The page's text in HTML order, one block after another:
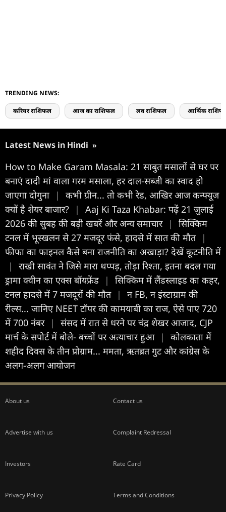
TRENDING NEWS:
करियर राशिफल आज का राशिफल लव राशिफल आर्थिक
Latest News in Hindi »
How to Make Garam Masala: 21 साबुत मसालों से घर पर
बनाएं दादी मां वाला गरम मसाला, हर दाल-सब्जी का स्वाद हो
जाएगा दोगुना
|
कभी ग्रीन... तो कभी रेड, आखिर आज कन्फ्यूज
क्यों है शेयर बाजार?
|
Aaj Ki Taza Khabar: पढ़ें 21 जुलाई
2026 की सुबह की बड़ी खबरें और अन्य समाचार |
सिक्किम
टनल में भूस्खलन से 27 मजदूर फंसे, हादसे में सात की मौत |
फीफा का फाइनल कैसे बना राजनीति का अखाड़ा? देखें कूटनीति में
|
राखी सावंत ने जिसे मारा थप्पड़, तोड़ा रिश्ता, इतना बदल गया
ड्रामा क्वीन का एक्स बॉयफ्रेंड
|
सिक्किम में लैंडस्लाइड का कहर,
टनल हादसे में 7 मजदूरों की मौत |
न FB, न इंस्टाग्राम की
रील्स... जान‍िए NEET टॉपर की कामयाबी का राज, ऐसे पाए 720
में 700 नंबर |
संसद में रात से धरने पर चंद्र शेखर आजाद, CJP
मार्च के सपोर्ट में बोले- बच्चों पर अत्याचार हुआ |
कोलकाता में
शहीद दिवस के तीन प्रोग्राम... ममता, ऋतब्रत गुट और कांग्रेस के
अलग-अलग आयोजन
About us Contact us
Advertise with us Complaint Redressal
Investors Rate Card
Privacy Policy Terms and Conditions